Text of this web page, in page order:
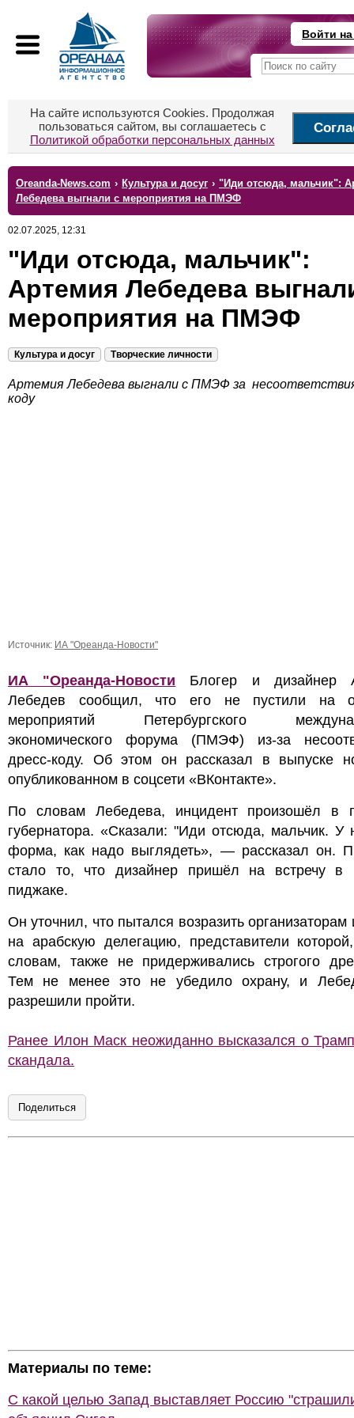
Войти
На сайте используются Cookies. Продолжая
пользоваться сайтом, вы соглашаетесь с
Политикой обработки персональных данных
Oreanda-News.com › Культура и досуг › "Иди отсюда, мальчик":
Лебедева выгнали с мероприятия на ПМЭФ
02.07.2025, 12:31
"Иди отсюда, мальчик":
Артемия Лебедева
мероприятия на ПМЭФ
Культура и досуг Творческие личности
Артемия Лебедева выгнали с ПМЭФ за
коду
Источник: ИА "Ореанда-Новости"
ИА "Ореанда-Новости
Блогер и дизайнер
Лебедев сообщил, что его не пустили на
мероприятий Петербургского
экономического форума (ПМЭФ) из-за
дресс-коду. Об этом он рассказал в выпуске
опубликованном в соцсети «ВКонтакте».
По словам Лебедева, инцидент произошёл в
губернатора. «Сказали: "Иди отсюда, мальчик. У
форма, как надо выглядеть», — рассказал он.
стало то, что дизайнер пришёл на встречу в
пиджаке.
Он уточнил, что пытался возразить организаторам
на арабскую делегацию, представители
словам, также не придерживались строгого
Тем не менее это не убедило охрану, и
разрешили пройти.
Ранее Илон Маск неожиданно высказался о
скандала.
Поделиться
Материалы по теме:
С какой целью Запад выставляет Россию